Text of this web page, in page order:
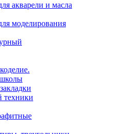
акварели и масла
моделирования
техники